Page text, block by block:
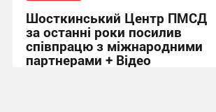
Шосткинський Центр ПМСД
за останні роки посилив
співпрацю з міжнародними
партнерами + Відео